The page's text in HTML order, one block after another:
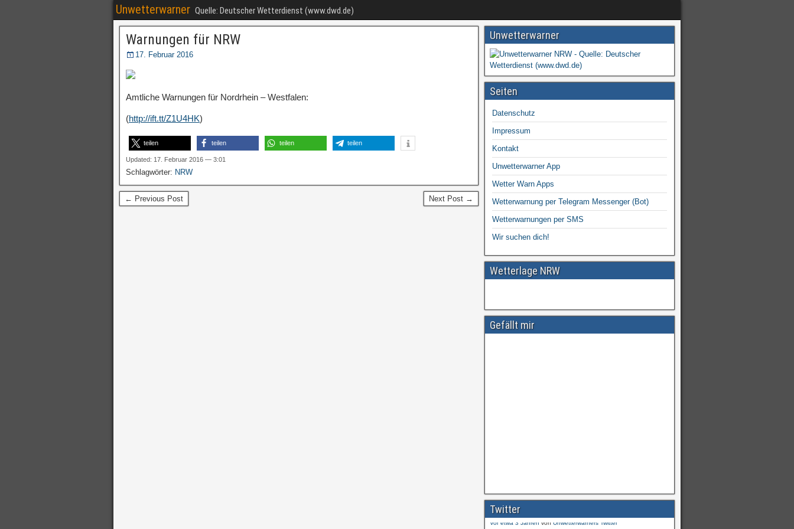
Unwetterwarner Quelle: Deutscher Wetterdienst (www.dwd.de)
Warnungen für NRW
17. Februar 2016
Amtliche Warnungen für Nordrhein – Westfalen:
(http://ift.tt/Z1U4HK)
teilen teilen teilen teilen
Updated: 17. Februar 2016 — 3:01
Schlagwörter: NRW
← Previous Post Next Post →
Unwetterwarner
Seiten
Datenschutz
Impressum
Kontakt
Unwetterwarner App
Wetter Warn Apps
Wetterwarnung per Telegram Messenger (Bot)
Wetterwarnungen per SMS
Wir suchen dich!
Wetterlage NRW
Gefällt mir
Twitter
ift.tt/wdhtnmI pic.twitter.com/cmFX…
Vor etwa 3 Jahren